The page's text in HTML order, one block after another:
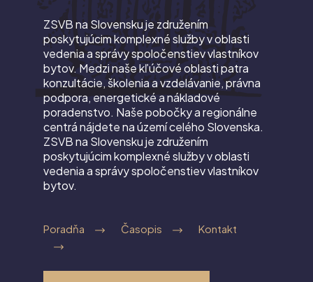
ZSVB na Slovensku je združením
poskytujúcim komplexné služby v oblasti
vedenia a správy spoločenstiev vlastníkov
bytov. Medzi naše kľúčové oblasti patra
konzultácie, školenia a vzdelávanie, právna
podpora, energetické a nákladové
poradenstvo. Naše pobočky a regionálne
centrá nájdete na území celého Slovenska.
ZSVB na Slovensku je združením
poskytujúcim komplexné služby v oblasti
vedenia a správy spoločenstiev vlastníkov
bytov.
Poradňa Časopis Kontakt